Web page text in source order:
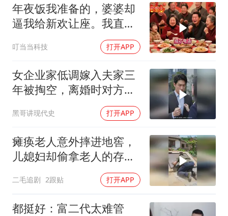
日本连续发生两次地震
方桃子代言广告视频已下架
白海豚在海上打了个结
构建更高水平的全民健身公共服务体系
年夜饭我准备的，婆婆却
逼我给新欢让座。我直接
离开，半小时后全家哭着
求我回去
叮当当科技 打开APP
女企业家低调嫁入夫家三
年被掏空，离婚时对方才
黑哥讲现代史 打开APP
瘫痪老人意外摔进地窖，
儿媳妇却偷拿老人的存折
二毛追剧 2跟贴 打开APP
都挺好：富二代太难管